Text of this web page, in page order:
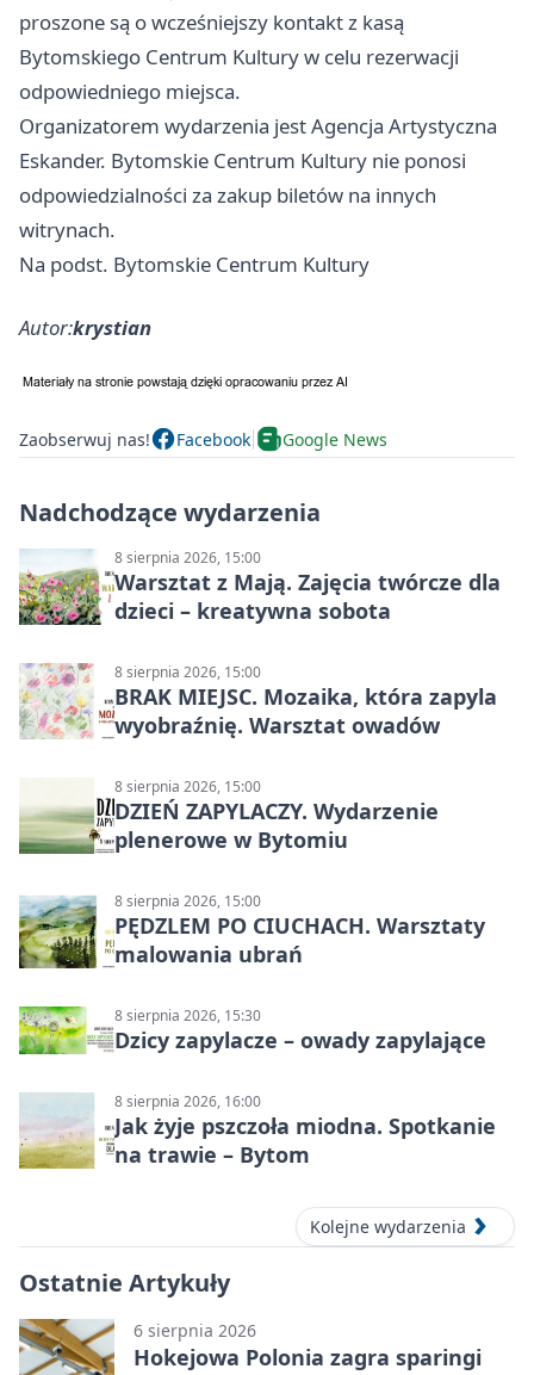
proszone są o wcześniejszy kontakt z kasą
Bytomskiego Centrum Kultury w celu rezerwacji
odpowiedniego miejsca.
Organizatorem wydarzenia jest Agencja Artystyczna
Eskander. Bytomskie Centrum Kultury nie ponosi
odpowiedzialności za zakup biletów na innych
witrynach.
Na podst. Bytomskie Centrum Kultury
Autor:krystian
Zaobserwuj nas! Facebook Google News
Nadchodzące wydarzenia
8 sierpnia 2026, 15:00
Warsztat z Mają. Zajęcia twórcze dla
dzieci – kreatywna sobota
8 sierpnia 2026, 15:00
BRAK MIEJSC. Mozaika, która zapyla
wyobraźnię. Warsztat owadów
8 sierpnia 2026, 15:00
DZIEŃ ZAPYLACZY. Wydarzenie
plenerowe w Bytomiu
8 sierpnia 2026, 15:00
PĘDZLEM PO CIUCHACH. Warsztaty
malowania ubrań
8 sierpnia 2026, 15:30
Dzicy zapylacze – owady zapylające
8 sierpnia 2026, 16:00
Jak żyje pszczoła miodna. Spotkanie
na trawie – Bytom
Kolejne wydarzenia
Ostatnie Artykuły
6 sierpnia 2026
Hokejowa Polonia zagra sparingi